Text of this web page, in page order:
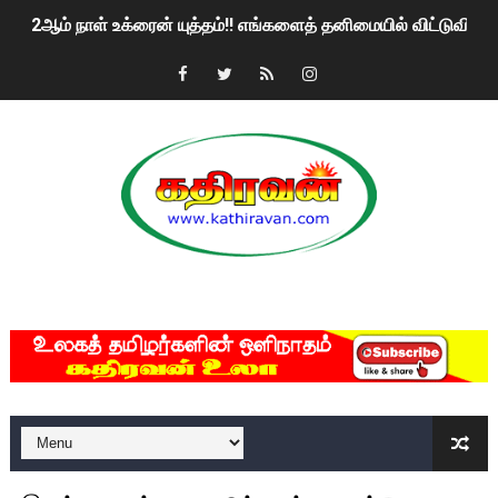
2ஆம் நாள் உக்ரைன் யுத்தம்!! எங்களைத் தனிமையில்
கதிரவன் வாசகர்களுக்கு இனிய பொங்கல் புத்தாண்டு
ரவுடி பேபிக்கு நடந்த தரமான சம்பவம்.. ஆபாச வீடியோக்களால்
காணாமல் போகும் பிள்ளையார்கள்!
யாழில் தமிழின தலைவர் பிரபாகரனின் பிறந்தநாளை
ஏர்போர்ட்டில் உதைத்த நபர் யார், என்ன நடந்தது?: உண்மையை
சீனா இலங்கையிடம் 8 மில்லியன் அமெரிக்க டொலர் நட்டஈடு
01/11/2021 Scotland ல் நடைபெறும் கண்டனப்